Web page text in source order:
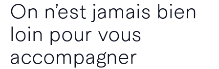
On n’est jamais bien
loin pour vous
accompagner